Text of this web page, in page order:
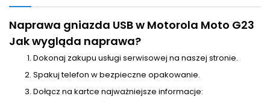
Naprawa gniazda USB w Motorola Moto G23
Jak wygląda naprawa?
Dokonaj zakupu usługi serwisowej na naszej stronie.
Spakuj telefon w bezpieczne opakowanie.
Dołącz na kartce najważniejsze informacje: